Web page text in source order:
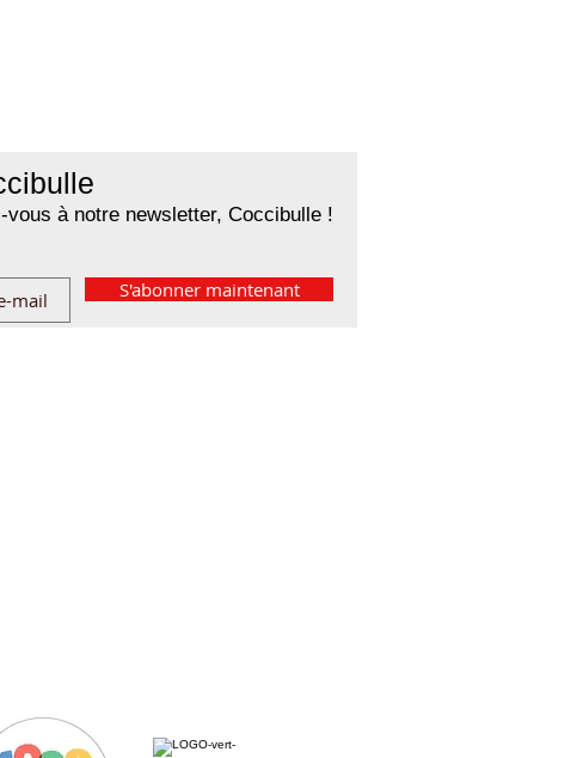
vous à notre newsletter, Coccibulle !
S'abonner maintenant